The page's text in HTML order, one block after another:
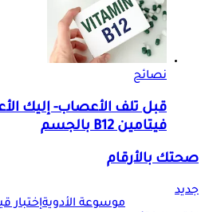
نصائح
قبل تلف الأعصاب- إليك
فيتامين B12 بالجسم
صحتك بالأرقام
جديد
موسوعة الأدويةإختبار